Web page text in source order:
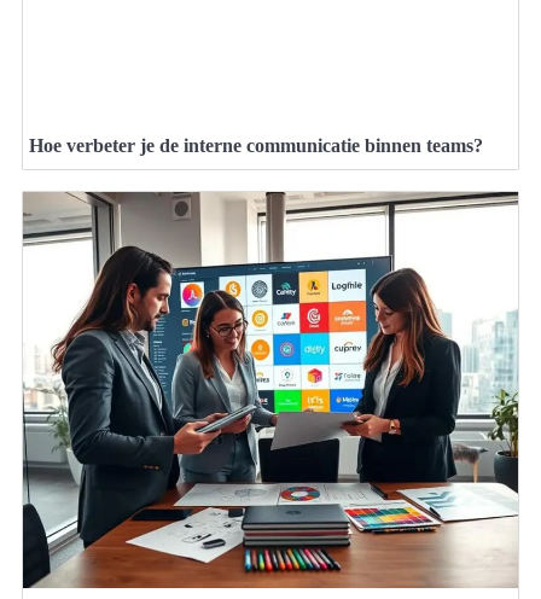
Hoe verbeter je de interne communicatie binnen teams?